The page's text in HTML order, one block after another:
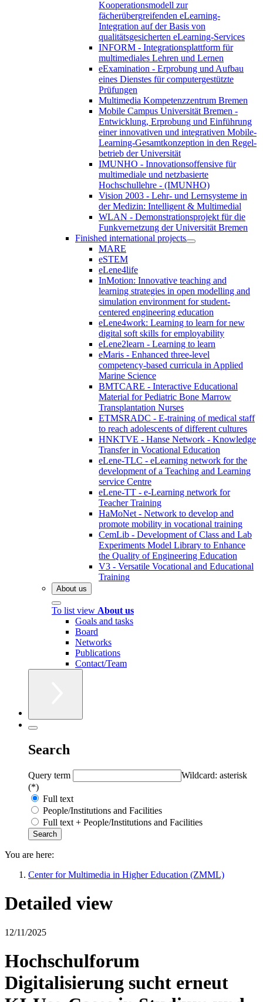
Kooperationsmodell zur
fächerübergreifenden eLearning-
Integration auf der Basis von
qualitätsgesicherten eLearning-Services
INFORM - Integrationsplattform für
multimediales Lehren und Lernen
eExamination - Erprobung und Aufbau
eines Dienstes für computergestützte
Prüfungen
Multimedia Kompetenzzentrum Bremen
Mobile Campus Universität Bremen -
Entwicklung, Erprobung und Einführung
einer innovativen und integrativen Mobile-
Learning-Gesamtkonzeption in den Regel-
betrieb der Universität
IMUNHO - Innovationsoffensive für
multimediale und netzbasierte
Hochschullehre - (IMUNHO)
Vision 2003 - Lehr- und Lernsysteme in
der Medizin: Intelligent & Multimedial
WLAN - Demonstrationsprojekt für die
Funkvernetzung der Universität Bremen
Finished international projects
MARE
eSTEM
eLene4life
InMotion: Innovative teaching and
learning strategies in open modelling and
simulation environment for student-
centered engineering education
eLene4work: Learning to learn for new
digital soft skills for employability
eLene2learn - Learning to learn
eMaris - Enhanced three-level
competency-based curricula in Applied
Marine Science
BMTCARE - Interactive Educational
Material for Pediatric Bone Marrow
Transplantation Nurses
ETMSRADC - E-training of medical staff
to reach adolescents of different cultures
HNKTVE - Hanse Network - Knowledge
Transfer in Vocational Education
eLene-TLC - eLearning network for the
development of a Teaching and Learning
service Centre
eLene-TT - e-Learning network for
Teacher Training
HaMoNet - Network to develop and
promote mobility in vocational training
CemLib - Development of Class and Lab
Experiments Model Library to Enhance
the Quality of Engineering Education
V3 - Versatile Vocational and Educational
Training
About us
To list view About us
Goals and tasks
Board
Networks
Publications
Contact/Team
Search
Query term
Wildcard: asterisk
(*)
Full text
People/Institutions and Facilities
Full text + People/Institutions and Facilities
You are here:
Center for Multimedia in Higher Education (ZMML)
Detailed view
12/11/2025
Hochschulforum
Digitalisierung sucht erneut